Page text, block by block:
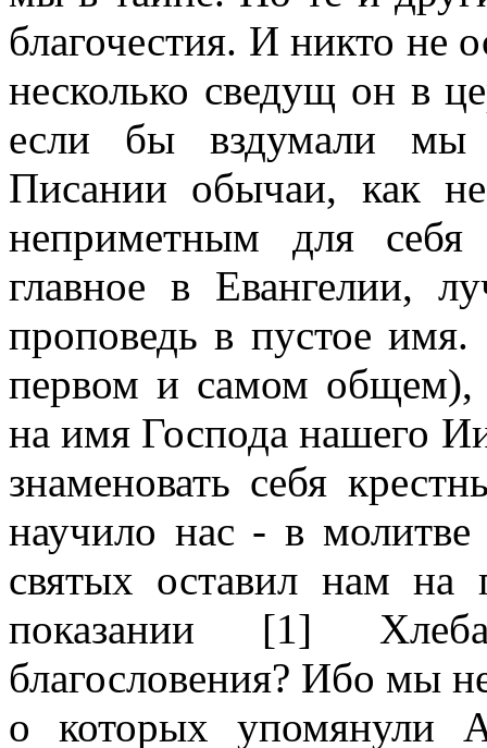
благочестия. И никто не
несколько сведущ он в
если бы вздумали мы
Писании обычаи, как
неприметным для
главное в Евангелии,
проповедь в пустое
первом и самом общем),
на имя Господа нашего
знаменовать себя
научило нас - в молитве
святых оставил нам на
показании [1]
благословения? Ибо мы
о которых упомянули